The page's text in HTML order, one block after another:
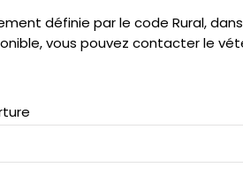
définie par le code Rural,
vous pouvez contacter le